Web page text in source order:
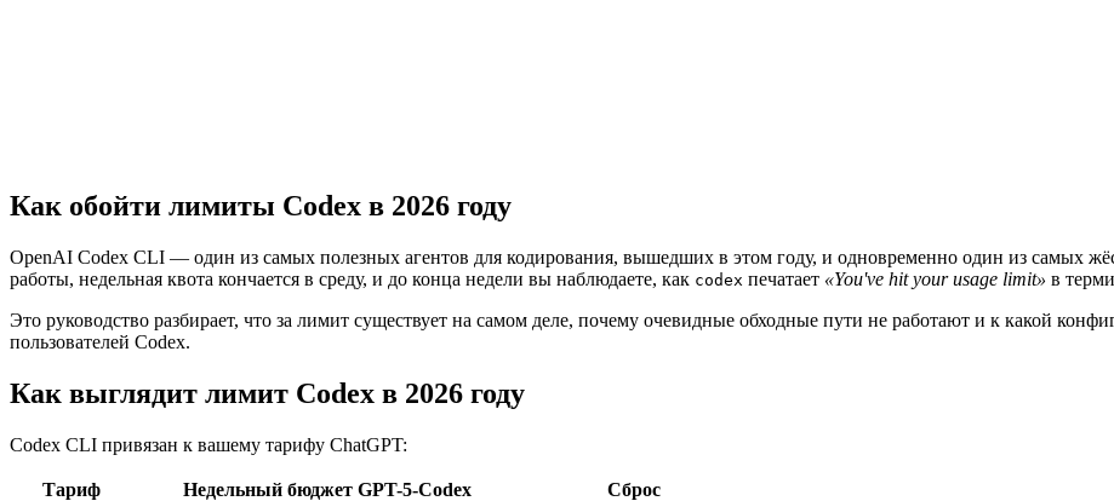
Как обойти лимиты Codex в 2026 году
OpenAI Codex CLI — один из самых полезных агентов для кодирования, вышедших в этом году, и одновременно один из самых
работы, недельная квота кончается в среду, и до конца недели вы наблюдаете, как codex печатает «You've hit your usage limit» в
Это руководство разбирает, что за лимит существует на самом деле, почему очевидные обходные пути не работают и к какой
пользователей Codex.
Как выглядит лимит Codex в 2026 году
Codex CLI привязан к вашему тарифу ChatGPT:
Тариф Недельный бюджет GPT-5-Codex
Сброс